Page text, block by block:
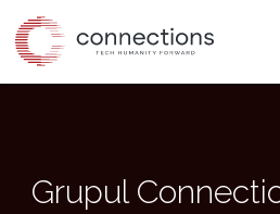
Skip
to
Grupul